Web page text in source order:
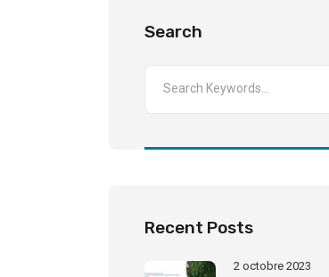
Search
Recent Posts
2 octobre 2023